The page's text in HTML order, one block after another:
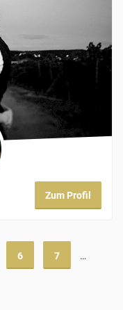
Zum Profil
6 7 …